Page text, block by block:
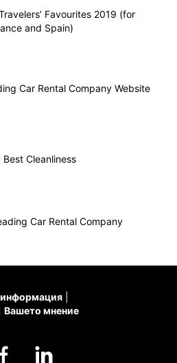
Favourites 2019 (for
and Spain)
Car Rental Company Website
Best Cleanliness
Car Rental Company
Вашето мнение